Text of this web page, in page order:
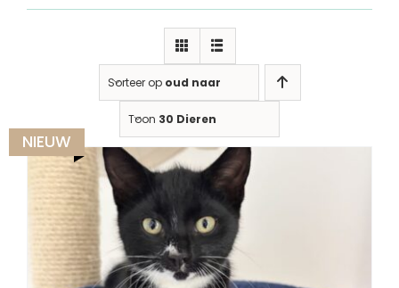
Sorteer op oud naar nieuw
Toon 30 Dieren
NIEUW